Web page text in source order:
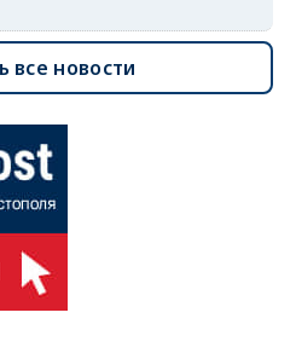
все новости